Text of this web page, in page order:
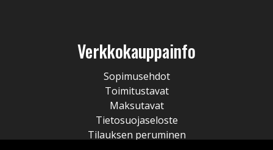
Verkkokauppainfo
Sopimusehdot
Toimitustavat
Maksutavat
Tietosuojaseloste
Tilauksen peruminen